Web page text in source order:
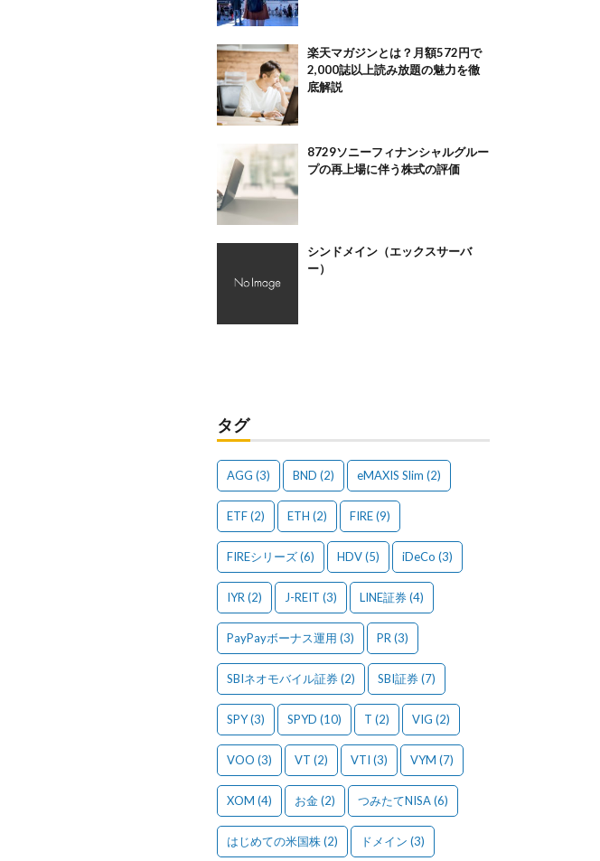
楽天マガジンとは？月額572円で
2,000誌以上読み放題の魅力を徹
底解説
8729ソニーフィナンシャルグルー
プの再上場に伴う株式の評価
シンドメイン（エックスサーバ
ー）
タグ
AGG (3) BND (2) eMAXIS Slim (2)
ETF(2) ETH (2) FIRE(9)
FIREシリーズ(6) HDV(5) iDeCo (3)
IYR (2) J-REIT (3) LINE証券(4)
PayPayボーナス運用 (3) PR (3)
SBIネオモバイル証券(2) SBI証券(7)
SPY(3) SPYD (10) T (2) VIG (2)
VOO (3) VT (2) VTI (3) VYM (7)
XOM (4) お金(2) つみたてNISA(6)
はじめての米国株(2) ドメイン (3)